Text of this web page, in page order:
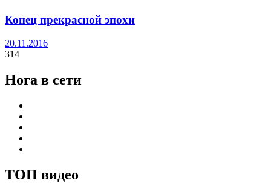
Конец прекрасной эпохи
20.11.2016
314
Нога в сети
ТОП видео